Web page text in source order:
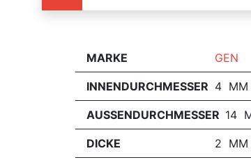
MARKE GEN
INNENDURCHMESSER 4 MM
AUSSENDURCHMESSER 14
DICKE 2 MM